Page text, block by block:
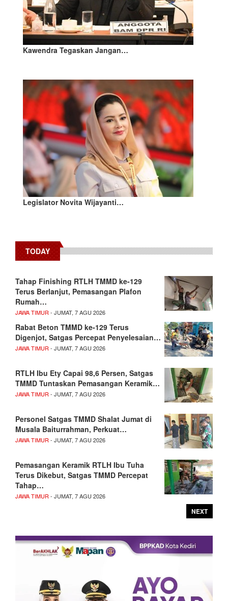
Kawendra Tegaskan Jangan…
Legislator Novita Wijayanti…
TODAY
Tahap Finishing RTLH TMMD ke-129
Terus Berlanjut, Pemasangan Plafon
Rumah…
JAWA TIMUR- JUMAT, 7 AGU 2026
Rabat Beton TMMD ke-129 Terus
Digenjot, Satgas Percepat Penyelesaian…
JAWA TIMUR- JUMAT, 7 AGU 2026
RTLH Ibu Ety Capai 98,6 Persen, Satgas
TMMD Tuntaskan Pemasangan Keramik…
JAWA TIMUR- JUMAT, 7 AGU 2026
Personel Satgas TMMD Shalat Jumat di
Musala Baiturrahman, Perkuat…
JAWA TIMUR- JUMAT, 7 AGU 2026
Pemasangan Keramik RTLH Ibu Tuha
Terus Dikebut, Satgas TMMD Percepat
Tahap…
JAWA TIMUR- JUMAT, 7 AGU 2026
NEXT